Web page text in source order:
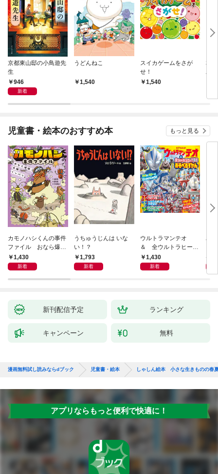
京都東山邸の小鳥遊先
生
946
新着
うどんねこ
1,540
スイカゲームをさが
せ！
1,540
本
児童書・絵本のおすすめ本 もっと見る
カモノハシくんの事件
ファイル おなら爆
弾！ 危機イッパツ編
1,430
新着
うちゅうじんは いな
い！？
1,793
新着
ウルトラマンテオ
＆ 全ウルトラヒーロ
ー大集合 あそべるず
かん
1,430
新着
星
新刊配信予定 ランキング
キャンペーン 無料
漫画無料試し読みならdブック 児童書・絵本 しゃしん絵本 小さな生きものの春
アプリならもっと便利で快適に！